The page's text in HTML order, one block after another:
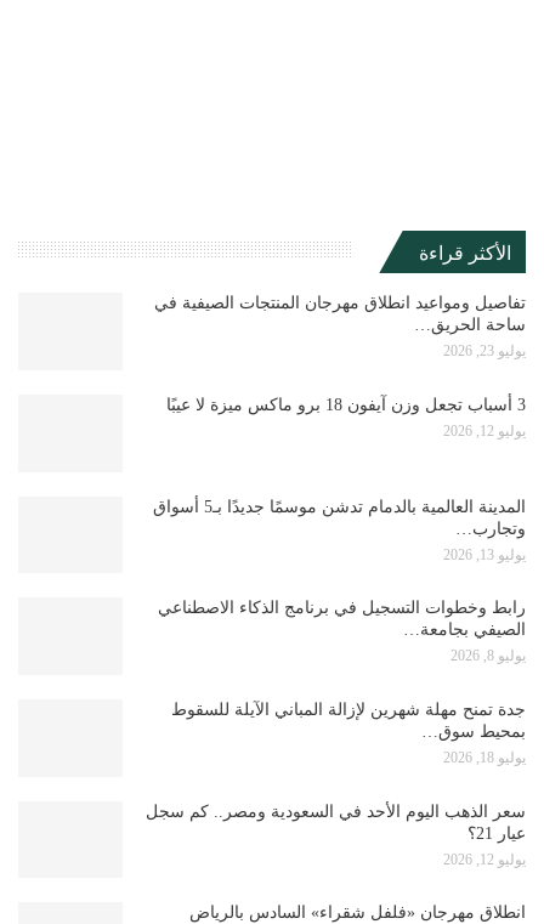
الأكثر قراءة
تفاصيل ومواعيد انطلاق مهرجان المنتجات الصيفية في
ساحة الحريق…
يوليو 23, 2026
3 أسباب تجعل وزن آيفون 18 برو ماكس ميزة لا عيبًا
يوليو 12, 2026
المدينة العالمية بالدمام تدشن موسمًا جديدًا بـ5 أسواق
وتجارب…
يوليو 13, 2026
رابط وخطوات التسجيل في برنامج الذكاء الاصطناعي
الصيفي بجامعة…
يوليو 8, 2026
جدة تمنح مهلة شهرين لإزالة المباني الآيلة للسقوط
بمحيط سوق…
يوليو 18, 2026
سعر الذهب اليوم الأحد في السعودية ومصر.. كم سجل
عيار 21؟
يوليو 12, 2026
انطلاق مهرجان «فلفل شقراء» السادس بالرياض